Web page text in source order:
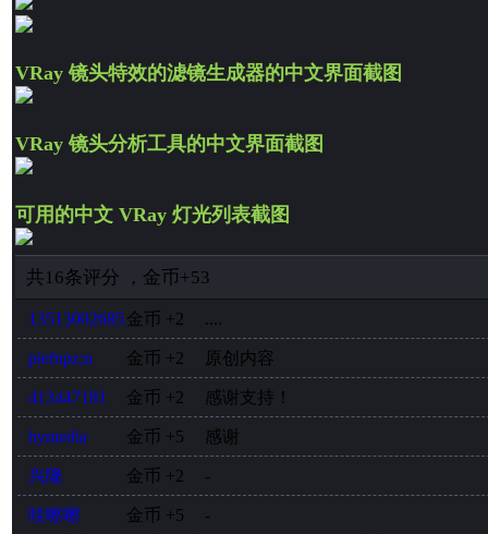
VRay 镜头特效的滤镜生成器的中文界面截图
VRay 镜头分析工具的中文界面截图
可用的中文 VRay 灯光列表截图
共16条评分 ， 金币+53
13513002685金币 +2 ....
piefnpz;n 金币 +2 原创内容
413447181 金币 +2 感谢支持！
hymedia 金币 +5 感谢
兴隆 金币 +2 -
哇嚓嚓 金币 +5 -